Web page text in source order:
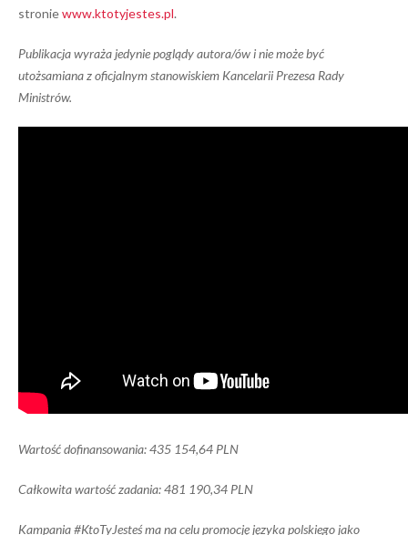
stroniewww.ktotyjestes.pl.
Publikacja wyraża jedynie poglądy autora/ów i nie może być
utożsamiana z oficjalnym stanowiskiem Kancelarii Prezesa Rady
Ministrów.
Wartość dofinansowania: 435 154,64 PLN
Całkowita wartość zadania: 481 190,34 PLN
Kampania #KtoTyJesteś ma na celu promocję języka polskiego jako